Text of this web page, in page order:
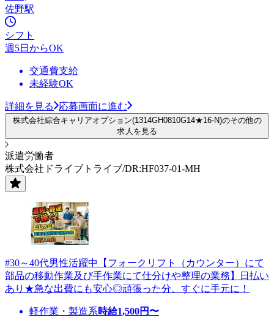
佐野駅
シフト
週5日からOK
交通費支給
未経験OK
詳細を見る 応募画面に進む
株式会社綜合キャリアオプション(1314GH0810G14★16-N)のその他の
求人を見る
派遣労働者
株式会社ドライブトライブ/DR:HF037-01-MH
#30～40代男性活躍中【フォークリフト（カウンター）にて
部品の移動作業及び手作業にて仕分けや整理の業務】日払い
あり★急な出費にも安心◎頑張った分、すぐに手元に！
軽作業・製造系時給1,500円〜